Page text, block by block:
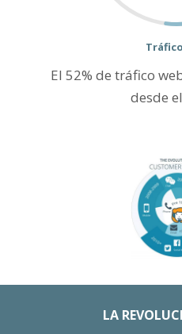
El 52% de tráfico
desde
LA